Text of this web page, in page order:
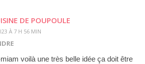
DE POUPOULE
À 7 H 56 MIN
voilà une très belle idée ça doit être